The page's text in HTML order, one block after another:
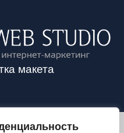
макета
РАЙОНА